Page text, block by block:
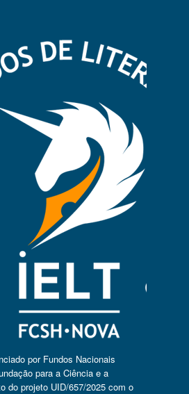
por Fundos Nacionais
para a Ciência e a
do projeto UID/657/2025 com o